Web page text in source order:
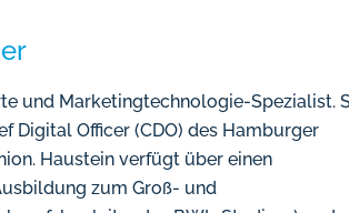
und Marketingtechnologie-Spezialist.
Digital Officer (CDO) des Hamburger
Haustein verfügt über einen
zum Groß- und